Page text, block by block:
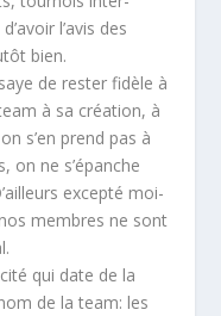
l’avis des
bien.
de rester fidèle à
à sa création, à
s’en prend pas à
on ne s’épanche
excepté moi-
membres ne sont
qui date de la
de la team: les